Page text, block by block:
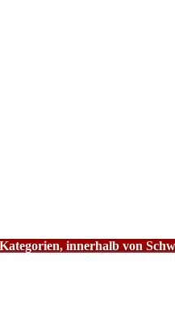
innerhalb von